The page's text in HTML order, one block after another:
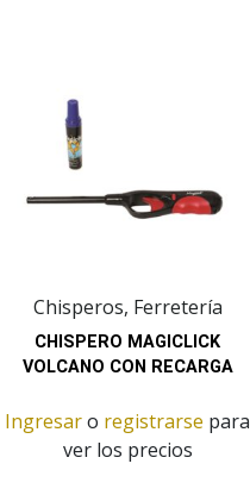
Chisperos, Ferretería
CHISPERO MAGICLICK
VOLCANO CON RECARGA
Ingresaro registrarse para
ver los precios